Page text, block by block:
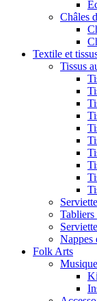
Châles
Textile et
Tissus
Tabliers
Nappes
Folk Arts